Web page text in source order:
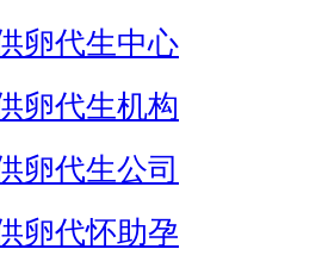
卵代生中心
卵代生机构
卵代生公司
卵代怀助孕